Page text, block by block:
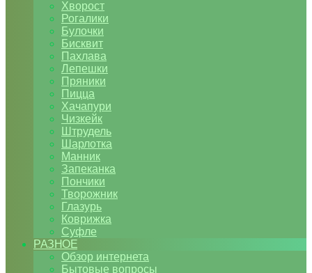
Хворост
Рогалики
Булочки
Бисквит
Пахлава
Лепешки
Пряники
Пицца
Хачапури
Чизкейк
Штрудель
Шарлотка
Манник
Запеканка
Пончики
Творожник
Глазурь
Коврижка
Суфле
РАЗНОЕ
Обзор интернета
Бытовые вопросы